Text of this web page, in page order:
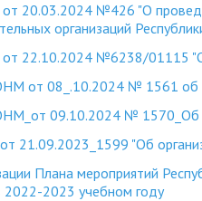
20.03.2024 №426 "О
организаций
22.10.2024 №6238/01115 "О
от 08_.10.2024 № 1561
09.10.2024 № 1570_Об
21.09.2023_1599 "Об
Плана мероприятий
2023 учебном году